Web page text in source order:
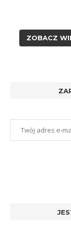
ZOBACZ